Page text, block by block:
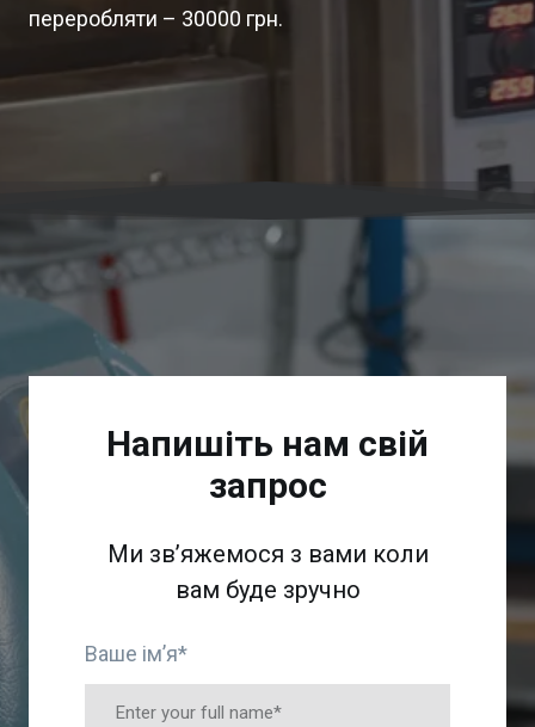
переробляти – 30000 грн.
Напишіть нам свій
запрос
Ми звʼяжемося з вами коли
вам буде зручно
Ваше імʼя*